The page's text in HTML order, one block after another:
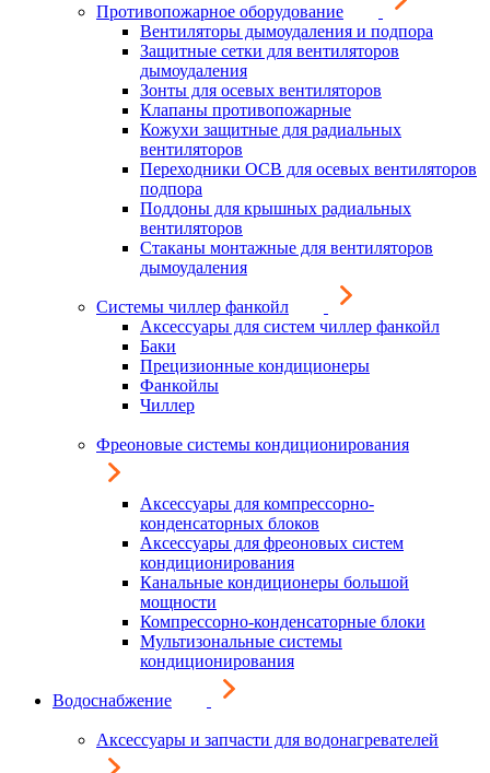
Противопожарное оборудование
Вентиляторы дымоудаления и подпора
Защитные сетки для вентиляторов
дымоудаления
Зонты для осевых вентиляторов
Клапаны противопожарные
Кожухи защитные для радиальных
вентиляторов
Переходники ОСВ для осевых вентиляторов
подпора
Поддоны для крышных радиальных
вентиляторов
Стаканы монтажные для вентиляторов
дымоудаления
Системы чиллер фанкойл
Аксессуары для систем чиллер фанкойл
Баки
Прецизионные кондиционеры
Фанкойлы
Чиллер
Фреоновые системы кондиционирования
Аксессуары для компрессорно-
конденсаторных блоков
Аксессуары для фреоновых систем
кондиционирования
Канальные кондиционеры большой
мощности
Компрессорно-конденсаторные блоки
Мультизональные системы
кондиционирования
Водоснабжение
Аксессуары и запчасти для водонагревателей